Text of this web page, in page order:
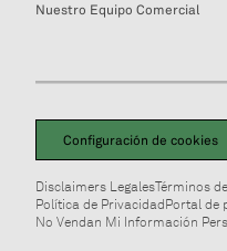
Nuestro Equipo Comercial
Configuración de cookies
Disclaimers LegalesTérminos
Política de PrivacidadPortal de
No Vendan Mi Información